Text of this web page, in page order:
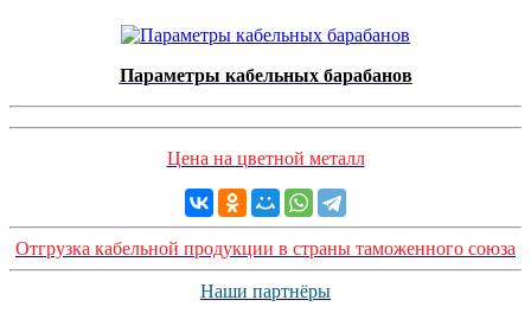
Параметры кабельных барабанов
Цена на цветной металл
Отгрузка кабельной продукции в страны таможенного союза
Наши партнёры